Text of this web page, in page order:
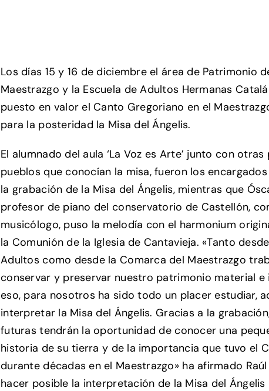
Los días 15 y 16 de diciembre el área de Patrimonio
Maestrazgo y la Escuela de Adultos Hermanas
puesto en valor el Canto Gregoriano en el
para la posteridad la Misa del Ángelis.
El alumnado del aula ‘La Voz es Arte’ junto con
pueblos que conocían la misa, fueron los
la grabación de la Misa del Ángelis, mientras que
profesor de piano del conservatorio de Castellón,
musicólogo, puso la melodía con el harmonium
la Comunión de la Iglesia de Cantavieja. «Tanto
Adultos como desde la Comarca del Maestrazgo
conservar y preservar nuestro patrimonio material e
eso, para nosotros ha sido todo un placer estudiar,
interpretar la Misa del Ángelis. Gracias a la
futuras tendrán la oportunidad de conocer una
historia de su tierra y de la importancia que tuvo el
durante décadas en el Maestrazgo» ha afirmado Raúl
hacer posible la interpretación de la Misa del Ángelis